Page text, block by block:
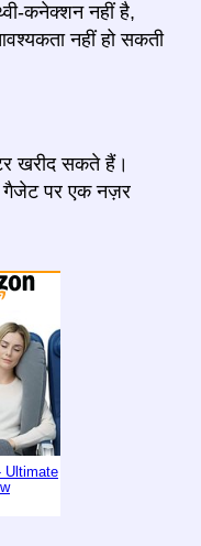
कनेक्शन नहीं है,
नहीं हो सकती
खरीद सकते हैं।
गैजेट पर एक नज़र
Ultimate